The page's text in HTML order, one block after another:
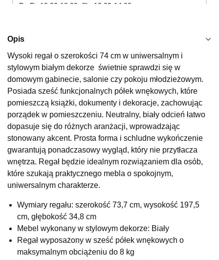
Pn-Pt: 10:00-18:00, Sb: 10:00-14:00
Wybierz
SALON MEBLOWY KUBUŚ
Salon meblowy
UL.RZEMIEŚLNICZA 6
66-470 KOSTRZYN NAD ODRĄ
Nr tel.507103199
Godziny otwarcia
Pn-Pt: 10:00-18:00, Sb: 10:00-14:00
379,00 zł 322,15 zł
Najniższa cena sprzedawcy z ostatnich 30 dni
Wybierz
SALON MEBLOWY M JAK MEBLE
Salon meblowy
Opis
Wysoki regał o szerokości 74 cm w uniwersalnym i
stylowym białym dekorze świetnie sprawdzi się w
domowym gabinecie, salonie czy pokoju młodzieżowym.
Posiada sześć funkcjonalnych półek wnękowych, które
pomieszczą książki, dokumenty i dekoracje, zachowując
porządek w pomieszczeniu. Neutralny, biały odcień łatwo
dopasuje się do różnych aranżacji, wprowadzając
stonowany akcent. Prosta forma i schludne wykończenie
gwarantują ponadczasowy wygląd, który nie przytłacza
wnętrza. Regał będzie idealnym rozwiązaniem dla osób,
które szukają praktycznego mebla o spokojnym,
uniwersalnym charakterze.
Wymiary regału: szerokość 73,7 cm, wysokość 197,5
cm, głębokość 34,8 cm
Mebel wykonany w stylowym dekorze: Biały
Regał wyposażony w sześć półek wnękowych o
maksymalnym obciążeniu do 8 kg